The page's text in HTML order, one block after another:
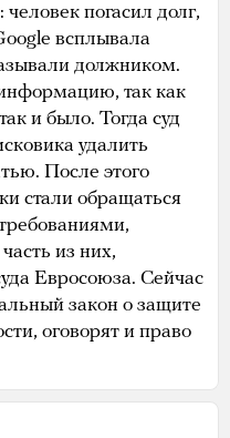
погасил долг,
всплывала
должником.
информацию, так как
и было. Тогда суд
удалить
После этого
стали обращаться
из них,
Евросоюза. Сейчас
закон о защите
оговорят и право